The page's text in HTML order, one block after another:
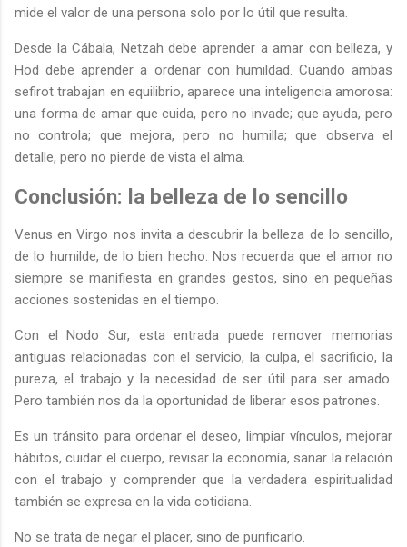
mide el valor de una persona solo por lo útil que resulta.
Desde la Cábala, Netzah debe aprender a amar con belleza, y
Hod debe aprender a ordenar con humildad. Cuando ambas
sefirot trabajan en equilibrio, aparece una inteligencia amorosa:
una forma de amar que cuida, pero no invade; que ayuda, pero
no controla; que mejora, pero no humilla; que observa el
detalle, pero no pierde de vista el alma.
Conclusión: la belleza de lo sencillo
Venus en Virgo nos invita a descubrir la belleza de lo sencillo,
de lo humilde, de lo bien hecho. Nos recuerda que el amor no
siempre se manifiesta en grandes gestos, sino en pequeñas
acciones sostenidas en el tiempo.
Con el Nodo Sur, esta entrada puede remover memorias
antiguas relacionadas con el servicio, la culpa, el sacrificio, la
pureza, el trabajo y la necesidad de ser útil para ser amado.
Pero también nos da la oportunidad de liberar esos patrones.
Es un tránsito para ordenar el deseo, limpiar vínculos, mejorar
hábitos, cuidar el cuerpo, revisar la economía, sanar la relación
con el trabajo y comprender que la verdadera espiritualidad
también se expresa en la vida cotidiana.
No se trata de negar el placer, sino de purificarlo.